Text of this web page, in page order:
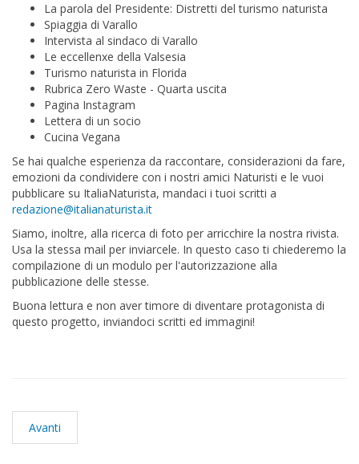
La parola del Presidente: Distretti del turismo naturista
Spiaggia di Varallo
Intervista al sindaco di Varallo
Le eccellenxe della Valsesia
Turismo naturista in Florida
Rubrica Zero Waste - Quarta uscita
Pagina Instagram
Lettera di un socio
Cucina Vegana
Se hai qualche esperienza da raccontare, considerazioni da fare,
emozioni da condividere con i nostri amici Naturisti e le vuoi
pubblicare su ItaliaNaturista, mandaci i tuoi scritti a
redazione@italianaturista.it
Siamo, inoltre, alla ricerca di foto per arricchire la nostra rivista.
Usa la stessa mail per inviarcele. In questo caso ti chiederemo la
compilazione di un modulo per l'autorizzazione alla
pubblicazione delle stesse.
Buona lettura e non aver timore di diventare protagonista di
questo progetto, inviandoci scritti ed immagini!
Avanti